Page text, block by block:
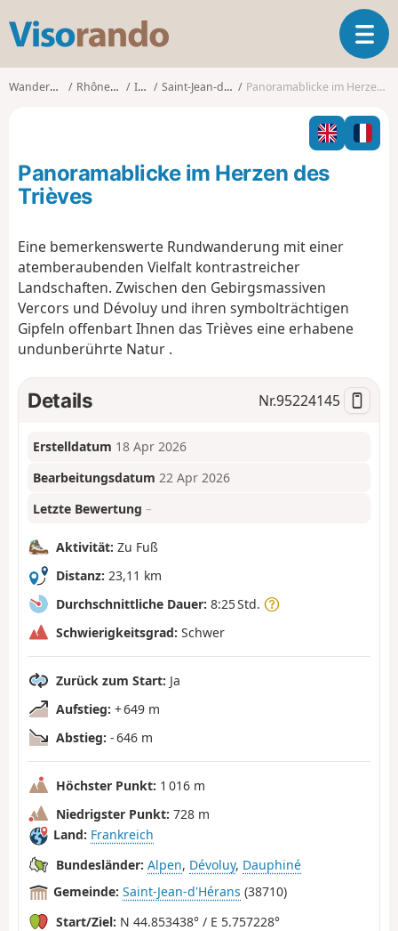
s
o
o
T
o
l
n
Wanderungen Rhône-Alpes Isère Saint-Jean-d'Hérans Panoramablicke im Herzen des Trièves
Panoramablicke im Herzen des
Trièves
Eine bemerkenswerte Rundwanderung mit einer
atemberaubenden Vielfalt kontrastreicher
Landschaften. Zwischen den Gebirgsmassiven
Vercors und Dévoluy und ihren symbolträchtigen
Gipfeln offenbart Ihnen das Trièves eine erhabene
undunberührte Natur .
Details Nr.95224145
Erstelldatum 18 Apr 2026
Bearbeitungsdatum 22 Apr 2026
Letzte Bewertung –
Aktivität: Zu Fuß
Distanz: 23,11 km
Durchschnittliche Dauer: 8:25 Std.
Schwierigkeitsgrad: Schwer
Zurück zum Start: Ja
Aufstieg: + 649 m
Abstieg: - 646 m
Höchster Punkt: 1 016 m
Niedrigster Punkt: 728 m
Land: Frankreich
Bundesländer: Alpen, Dévoluy, Dauphiné
Gemeinde: Saint-Jean-d'Hérans (38710)
Start/Ziel: N 44.853438° / E 5.757228°